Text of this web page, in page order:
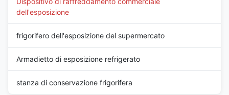
dell'esposizione
frigorifero dell'esposizione del supermercato
Armadietto di esposizione refrigerato
stanza di conservazione frigorifera